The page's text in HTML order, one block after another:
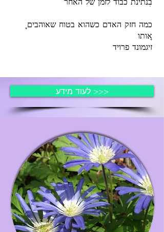
זיגמונד פרויד
לעוד מידע >>>